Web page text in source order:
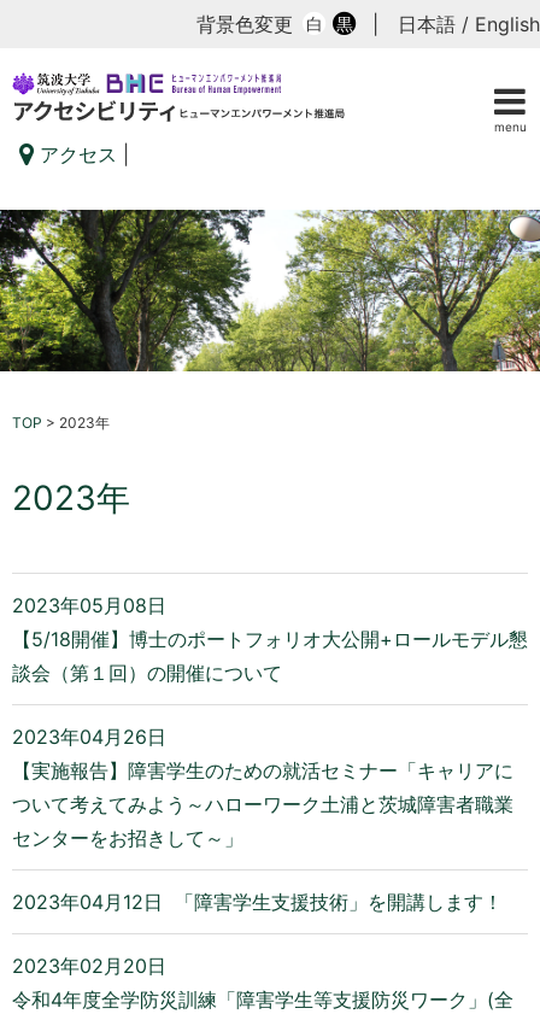
menu
背景色変更 白 黒 日本語 / English
アクセス
TOP > 2023年
2023年
2023年05月08日
【5/18開催】博士のポートフォリオ大公開+ロールモデル懇
談会（第１回）の開催について
2023年04月26日
【実施報告】障害学生のための就活セミナー「キャリアに
ついて考えてみよう～ハローワーク土浦と茨城障害者職業
センターをお招きして～」
2023年04月12日 「障害学生支援技術」を開講します！
2023年02月20日
令和4年度全学防災訓練「障害学生等支援防災ワーク」(全